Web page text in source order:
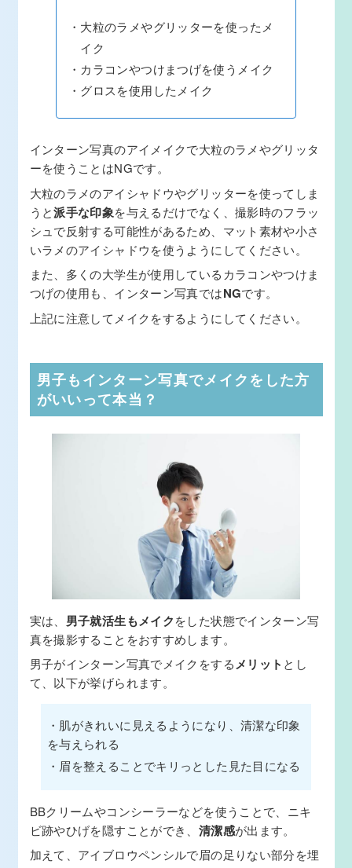
大粒のラメやグリッターを使ったメ
イク
カラコンやつけまつげを使うメイク
グロスを使用したメイク
インターン写真のアイメイクで大粒のラメやグリッタ
ーを使うことはNGです。
大粒のラメのアイシャドウやグリッターを使ってしま
うと派手な印象を与えるだけでなく、撮影時のフラッ
シュで反射する可能性があるため、マット素材や小さ
いラメのアイシャドウを使うようにしてください。
また、多くの大学生が使用しているカラコンやつけま
つげの使用も、インターン写真ではNGです。
上記に注意してメイクをするようにしてください。
男子もインターン写真でメイクをした方
がいいって本当？
実は、 男子就活生もメイクをした状態でインターン写
真を撮影することをおすすめします。
男子がインターン写真でメイクをするメリット とし
て、以下が挙げられます。
・肌がきれいに見えるようになり、清潔な印象
を与えられる
・眉を整えることでキリっとした見た目になる
BBクリームやコンシーラーなどを使うことで、ニキ
ビ跡やひげを隠すことができ、 清潔感が出ます。
加えて、アイブロウペンシルで眉の足りない部分を埋